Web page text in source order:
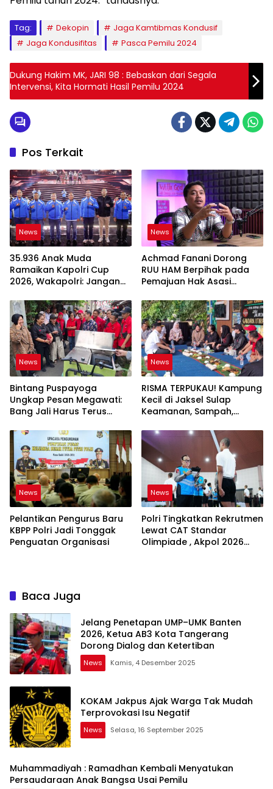
Tag: Dekopin
Jaga Kamtibmas Kondusif
Jaga Kondusifitas
Pasca Pemilu 2024
Dukung Hakim MK, JARI 98 : Bebaskan dari Segala
Intervensi, Kita Hormati Hasil Pemilu 2024
Pos Terkait
News
35.936 Anak Muda
Ramaikan Kapolri Cup
2026, Wakapolri: Jangan
News
Achmad Fanani Dorong
RUU HAM Berpihak pada
Pemajuan Hak Asasi
News
Bintang Puspayoga
Ungkap Pesan Megawati:
Bang Jali Harus Terus
Dikembangkan
News
RISMA TERPUKAU! Kampung
Kecil di Jaksel Sulap
Keamanan, Sampah,
Jadi Satu Sistem
News
Pelantikan Pengurus Baru
KBPP Polri Jadi Tonggak
Penguatan Organisasi
News
Polri Tingkatkan Rekrutmen
Lewat CAT Standar
Olimpiade , Akpol 2026
Baca Juga
Jelang Penetapan UMP–UMK Banten
2026, Ketua AB3 Kota Tangerang
Dorong Dialog dan Ketertiban
News Kamis, 4 Desember 2025
KOKAM Jakpus Ajak Warga Tak Mudah
Terprovokasi Isu Negatif
News Selasa, 16 September 2025
Muhammadiyah : Ramadhan Kembali Menyatukan
Persaudaraan Anak Bangsa Usai Pemilu